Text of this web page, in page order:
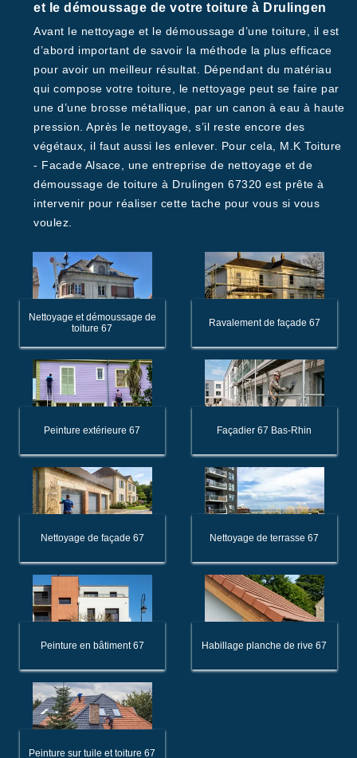
et le démoussage de votre toiture à Drulingen
Avant le nettoyage et le démoussage d’une toiture, il est
d’abord important de savoir la méthode la plus efficace
pour avoir un meilleur résultat. Dépendant du matériau
qui compose votre toiture, le nettoyage peut se faire par
une d’une brosse métallique, par un canon à eau à haute
pression. Après le nettoyage, s’il reste encore des
végétaux, il faut aussi les enlever. Pour cela, M.K Toiture
- Facade Alsace, une entreprise de nettoyage et de
démoussage de toiture à Drulingen 67320 est prête à
intervenir pour réaliser cette tache pour vous si vous
voulez.
Nettoyage et démoussage de
toiture 67
Ravalement de façade 67
Peinture extérieure 67 Façadier 67 Bas-Rhin
Nettoyage de façade 67 Nettoyage de terrasse 67
Peinture en bâtiment 67 Habillage planche de rive 67
Peinture sur tuile et toiture 67